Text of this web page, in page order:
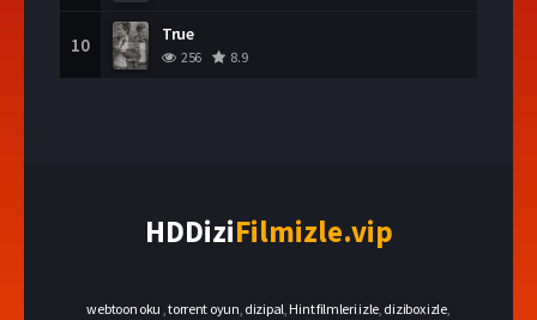
10 True
256 8.9
HDDiziFilmizle.vip
webtoon oku ,torrent oyun, dizipal, Hint filmleri izle, dizibox izle,